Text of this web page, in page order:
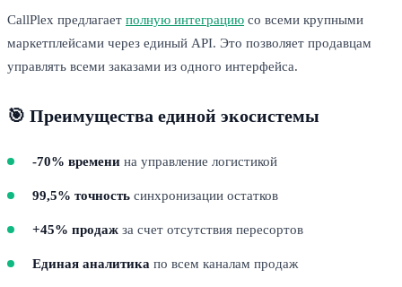
CallPlex предлагает полную интеграцию со всеми крупными
маркетплейсами через единый API. Это позволяет продавцам
управлять всеми заказами из одного интерфейса.
🎯 Преимущества единой экосистемы
-70% времени на управление логистикой
99,5% точность синхронизации остатков
+45% продаж за счет отсутствия пересортов
Единая аналитика по всем каналам продаж